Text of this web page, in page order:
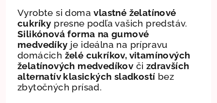
Vyrobte si domavlastné želatínové
cukríky presne podľa vašich predstáv.
Silikónová forma na gumové
medvedíky je ideálna na prípravu
domácich želé cukríkov, vitamínových
želatínových medvedíkov či zdravších
alternatív klasických sladkostí bez
zbytočných prísad.